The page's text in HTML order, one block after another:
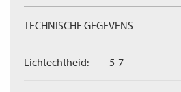
TECHNISCHE GEGEVENS
Lichtechtheid: 5-7